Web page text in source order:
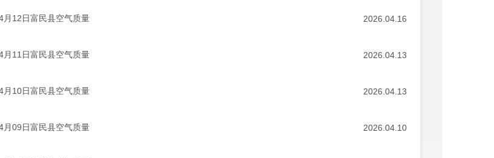
月12日富民县空气质量 2026.04.16
月11日富民县空气质量 2026.04.13
月10日富民县空气质量 2026.04.13
月09日富民县空气质量 2026.04.10